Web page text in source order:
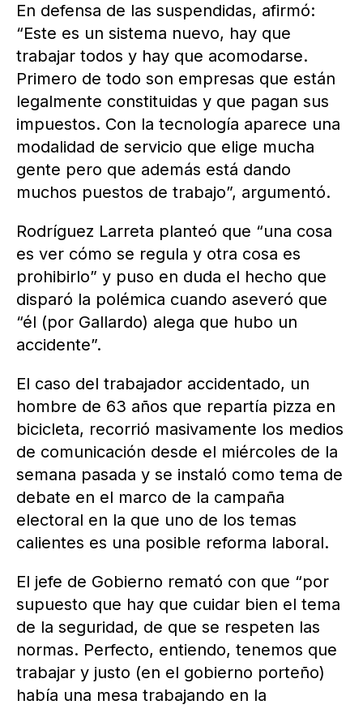
En defensa de las suspendidas, afirmó:
“Este es un sistema nuevo, hay que
trabajar todos y hay que acomodarse.
Primero de todo son empresas que están
legalmente constituidas y que pagan sus
impuestos. Con la tecnología aparece una
modalidad de servicio que elige mucha
gente pero que además está dando
muchos puestos de trabajo”, argumentó.
Rodríguez Larreta planteó que “una cosa
es ver cómo se regula y otra cosa es
prohibirlo” y puso en duda el hecho que
disparó la polémica cuando aseveró que
“él (por Gallardo) alega que hubo un
accidente”.
El caso del trabajador accidentado, un
hombre de 63 años que repartía pizza en
bicicleta, recorrió masivamente los medios
de comunicación desde el miércoles de la
semana pasada y se instaló como tema de
debate en el marco de la campaña
electoral en la que uno de los temas
calientes es una posible reforma laboral.
El jefe de Gobierno remató con que “por
supuesto que hay que cuidar bien el tema
de la seguridad, de que se respeten las
normas. Perfecto, entiendo, tenemos que
trabajar y justo (en el gobierno porteño)
había una mesa trabajando en la